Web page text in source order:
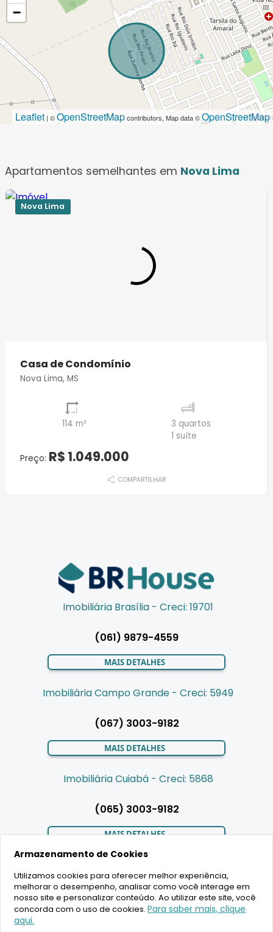
−
Leaflet | ©OpenStreetMapcontributors, Map data ©OpenStreetMap
Apartamentos semelhantes em Nova Lima
Nova Lima
Casa de Condomínio
Nova Lima, MS
114 m²
3 quartos
1 suíte
Preço: R$ 1.049.000
COMPARTILHAR
Imobiliária Brasília - Creci: 19701
(061) 9879-4559
MAIS DETALHES
Imobiliária Campo Grande - Creci: 5949
(067) 3003-9182
MAIS DETALHES
Imobiliária Cuiabá - Creci: 5868
(065) 3003-9182
MAIS DETALHES
LIGAMOS PARA VOCÊ
Armazenamento de Cookies
Utilizamos cookies para oferecer melhor experiência,
melhorar o desempenho, analisar como você interage em
nosso site e personalizar conteúdo. Ao utilizar este site, você
concorda com o uso de cookies.Para saber mais, clique
aqui.